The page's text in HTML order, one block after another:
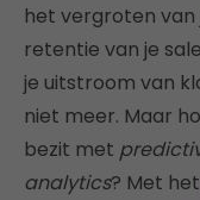
het vergroten van
retentie van je
je uitstroom van
niet meer. Maar
bezit met
analytics? Met het